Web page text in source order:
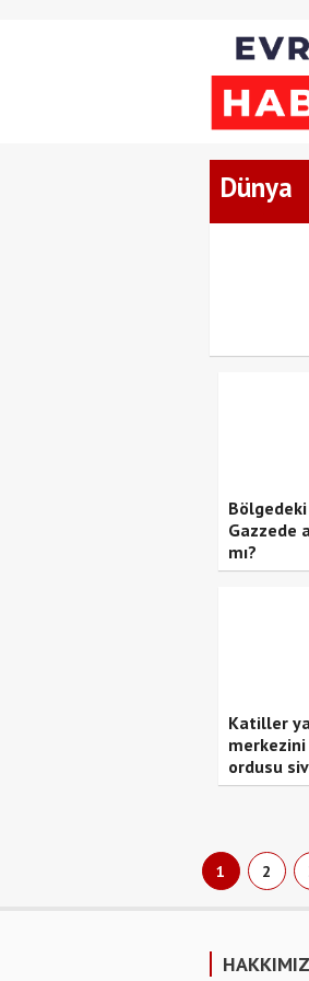
Dünya
Gazzede
mı?
Katiller
ordusu
1 2